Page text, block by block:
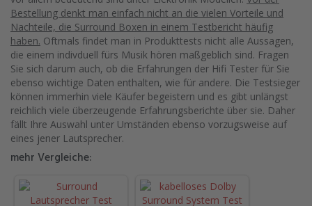
Bestellung denkt man einfach nicht an die vielen Vorteile und
Nachteile, die Surround Boxen in einem Testbericht häufig
haben. Oftmals findet man in Produkttests nicht alle Aussagen,
die einem indivduell fürs Musik hören maßgeblich sind. Fragen
Sie sich darum auch, ob die Erfahrungen der Hifi Tester für Sie
ebenso wichtige Daten enthalten, wie für andere. Die Testsieger
können immerhin viele Käufer begeistern und es gibt unlängst
reichlich viele überzeugende Erfahrungsberichte über sie. Daher
fällt Ihre Auswahl unter Umständen ebenso vorzugsweise auf
eines jener Lautsprecher.
mehr Vergleiche: